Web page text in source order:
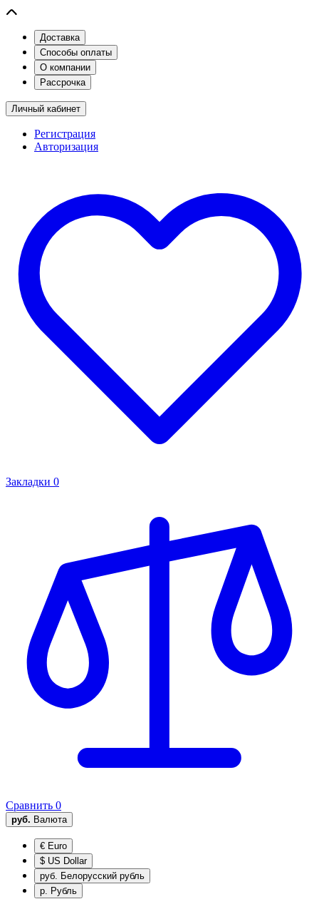
Доставка
Способы оплаты
О компании
Рассрочка
Личный кабинет
Регистрация
Авторизация
Закладки 0
Сравнить 0
руб. Валюта
€ Euro
$ US Dollar
руб. Белорусский рубль
р. Рубль